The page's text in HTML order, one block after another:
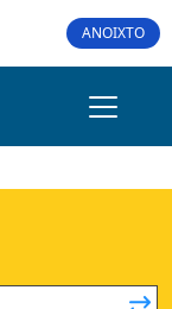
ΑΝΟΙΧΤΟ